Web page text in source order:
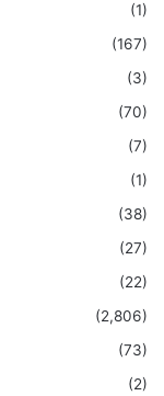
(1)
(167)
(3)
(70)
(7)
(1)
(38)
(27)
(22)
(2,806)
(73)
(2)